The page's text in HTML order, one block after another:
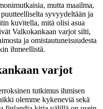
mutta maailma,
syvyydeltään ja
kuvitella, mitä olisi asua
Valkokankaan varjot silti,
ja omistautuneisuudesta
ihmeellistä.
varjot
tutkimus ihmisen
olemme kykeneviä sekä